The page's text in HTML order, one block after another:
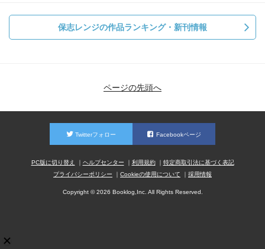
保志レンジの作品ランキング・新刊情報
ページの先頭へ
Twitterフォロー Facebookページ
PC版に切り替え ヘルプセンター 利用規約
特定商取引法に基づく表記
プライバシーポリシー
Cookieの使用について 採用情報
Copyright © 2026 Booklog,Inc. All Rights Reserved.